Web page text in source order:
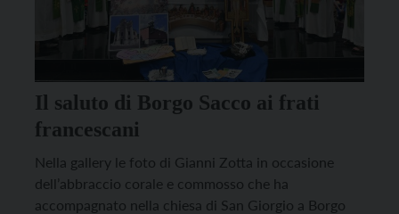
Il saluto di Borgo Sacco ai frati
francescani
Nella gallery le foto di Gianni Zotta in occasione
dell’abbraccio corale e commosso che ha
accompagnato nella chiesa di San Giorgio a Borgo